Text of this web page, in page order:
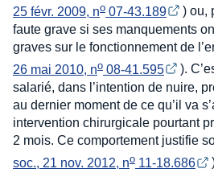
25 févr. 2009, no 07-43.189
) ou,
faute grave si ses manquements
graves sur le fonctionnement de
26 mai 2010, no 08-41.595
).
salarié, dans l’intention de nuire,
au dernier moment de ce qu’il va
intervention chirurgicale pourtant
2 mois. Ce comportement justifie
soc., 21 nov. 2012, no 11-18.686